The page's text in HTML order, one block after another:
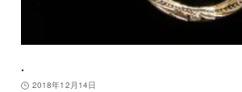
.
2018年12月14日